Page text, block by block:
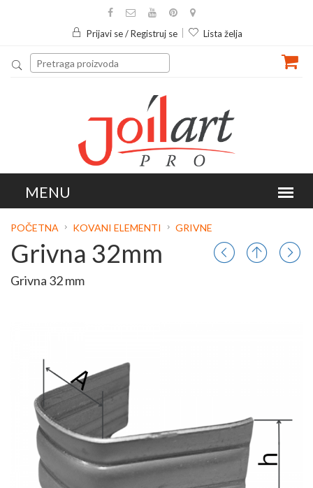
Prijavi se / Registruj se Lista želja
POČETNA KOVANI ELEMENTI GRIVNE
Grivna 32mm
Grivna 32 mm